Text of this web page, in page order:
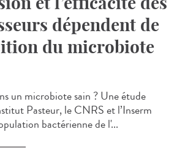
dépendent de
du microbiote
un microbiote sain ? Une étude
Pasteur, le CNRS et l’Inserm
bactérienne de l'...